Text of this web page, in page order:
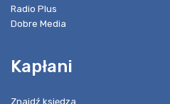
Radio Plus
Dobre Media
Kapłani
Znajdź księdza